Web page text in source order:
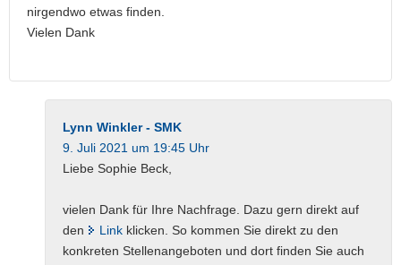
nirgendwo etwas finden.
Vielen Dank
Lynn Winkler - SMK
9. Juli 2021 um 19:45 Uhr
Liebe Sophie Beck,
vielen Dank für Ihre Nachfrage. Dazu gern direkt auf
den
Link klicken. So kommen Sie direkt zu den
konkreten Stellenangeboten und dort finden Sie auch